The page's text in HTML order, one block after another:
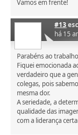
Vamos em frente!
#13
há 15
Parabéns ao
Fiquei emocionada
verdadeiro que a
colegas, pois
mesma dor.
A seriedade, a
qualidade das
com a liderança